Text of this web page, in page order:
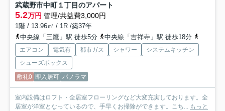
武蔵野市中町１丁目のアパート
5.2万円 管理/共益費3,000円
1階 / 13.96㎡ / 1R /築37年
中央線「三鷹」駅 徒歩5分
中央線「吉祥寺」駅 徒歩18分
エアコン 電気有 都市ガス シャワー
システムキッチン
シューズボックス
敷礼0 即入居可 パノラマ
室内設備はロフト・全居室フローリングなど大変充実しております。全
居室が洋室となっているので、手早くお掃除ができます。こち...
もっと